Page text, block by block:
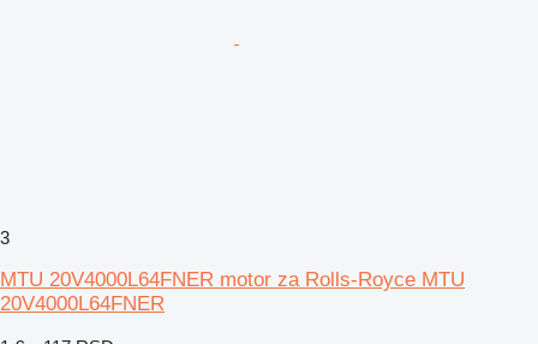
3
MTU 20V4000L64FNER motor za Rolls-Royce MTU
20V4000L64FNER